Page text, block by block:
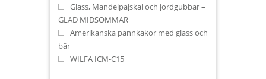
Glass, Mandelpajskal och jordgubbar –
GLAD MIDSOMMAR
Amerikanska pannkakor med glass och
bär
WILFA ICM-C15